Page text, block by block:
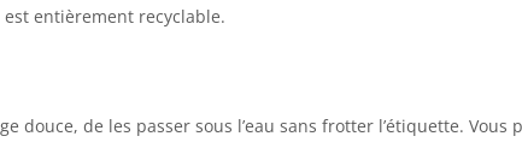
entièrement recyclable.
douce, de les passer sous l’eau sans frotter l’étiquette.